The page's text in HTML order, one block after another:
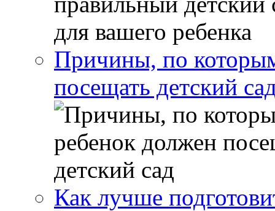
Причины, по
посещать детский
Как лучше